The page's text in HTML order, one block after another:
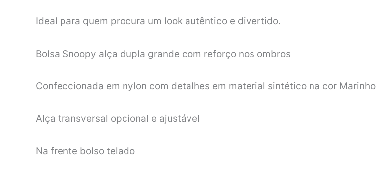
Ideal para quem procura um look autêntico e divertido.
Bolsa Snoopy alça dupla grande com reforço nos ombros
Confeccionada em nylon com detalhes em material sintético na cor Marinho
Alça transversal opcional e ajustável
Na frente bolso telado